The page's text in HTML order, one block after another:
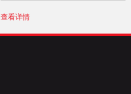
查看详情